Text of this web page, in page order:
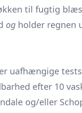
til fugtig
og holder regnen
uafhængige tests
efter 10
og/eller